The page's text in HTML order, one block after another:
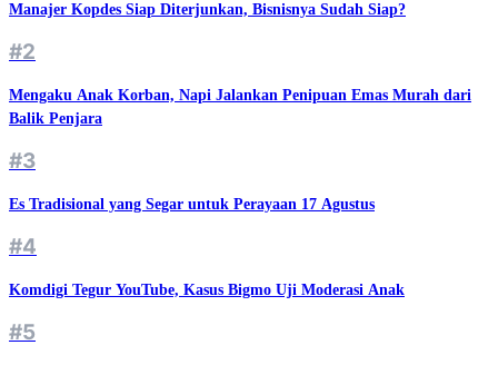
Manajer Kopdes Siap Diterjunkan, Bisnisnya Sudah Siap?
#2
Mengaku Anak Korban, Napi Jalankan Penipuan Emas Murah dari
Balik Penjara
#3
Es Tradisional yang Segar untuk Perayaan 17 Agustus
#4
Komdigi Tegur YouTube, Kasus Bigmo Uji Moderasi Anak
#5